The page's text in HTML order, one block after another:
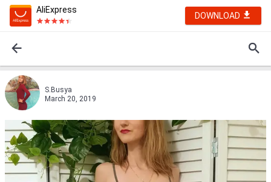
AliExpress
DOWNLOAD
S.Busya
March 20, 2019